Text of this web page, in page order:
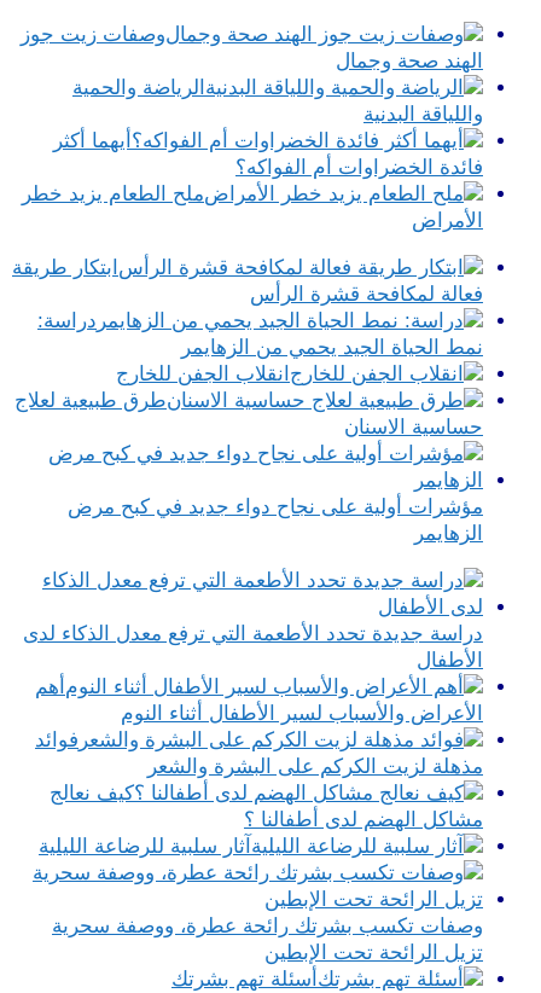
وصفات زيت جوز
الهند صحة وجمال
الرياضة والحمية
واللياقة البدنية
أيهما أكثر
فائدة الخضراوات أم الفواكه؟
ملح الطعام يزيد خطر
الأمراض
ابتكار طريقة
فعالة لمكافحة قشرة الرأس
دراسة:
نمط الحياة الجيد يحمي من الزهايمر
انقلاب الجفن للخارج
طرق طبيعية لعلاج
حساسية الاسنان
مؤشرات أولية على نجاح دواء جديد في كبح مرض
الزهايمر
دراسة جديدة تحدد الأطعمة التي ترفع معدل الذكاء لدى
الأطفال
أهم
الأعراض والأسباب لسير الأطفال أثناء النوم
فوائد
مذهلة لزيت الكركم على البشرة والشعر
كيف نعالج
مشاكل الهضم لدى أطفالنا ؟
آثار سلبية للرضاعة الليلية
وصفات تكسب بشرتك رائحة عطرة، ووصفة سحرية
تزيل الرائحة تحت الإبطين
أسئلة تهم بشرتك